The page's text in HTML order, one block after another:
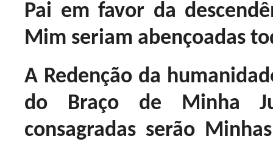
Pai em favor da
Mim seriam abençoadas
A Redenção da
do Braço de Minha
consagradas serão